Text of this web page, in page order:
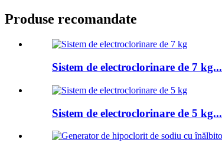
Produse recomandate
Sistem de electroclorinare de 7 kg...
Sistem de electroclorinare de 5 kg...